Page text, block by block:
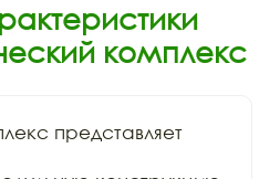
комплекс
представляет